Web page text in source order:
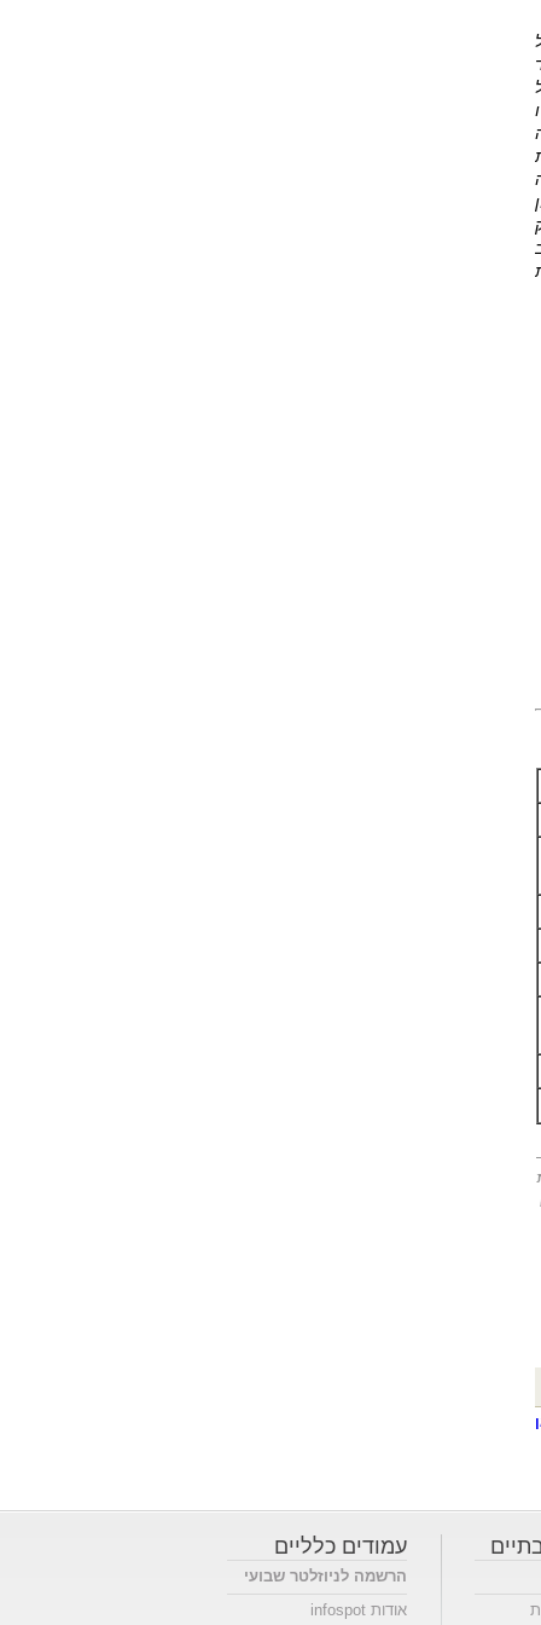
עמודים כלליים
הרשמה לניוזלטר שבועי
אודות infospot